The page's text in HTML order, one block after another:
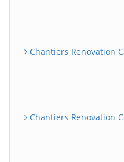
Chantiers Renovation
Chantiers Renovation